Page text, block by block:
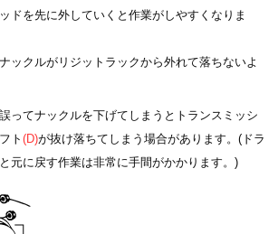
ドを先に外していくと作業がしやすくなりま
ックルがリジットラックから外れて落ちないよ
ってナックルを下げてしまうとトランスミッシ
ト (D)が抜け落ちてしまう場合があります。(ドラ
元に戻す作業は非常に手間がかかります。)